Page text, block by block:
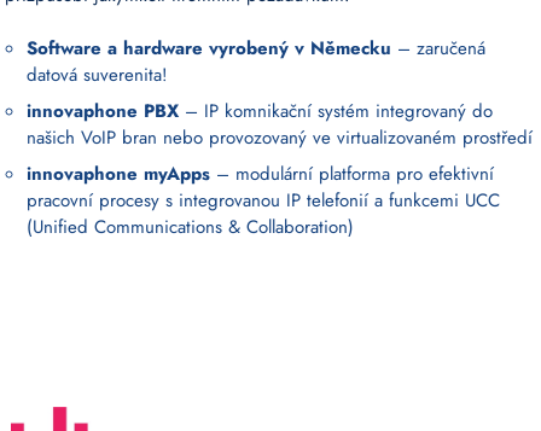
Software a hardware vyrobený v Německu – zaručená
datová suverenita!
innovaphone PBX – IP komnikační systém integrovaný do
našich VoIP bran nebo provozovaný ve virtualizovaném prostředí
innovaphone myApps – modulární platforma pro efektivní
pracovní procesy s integrovanou IP telefonií a funkcemi UCC
(Unified Communications & Collaboration)